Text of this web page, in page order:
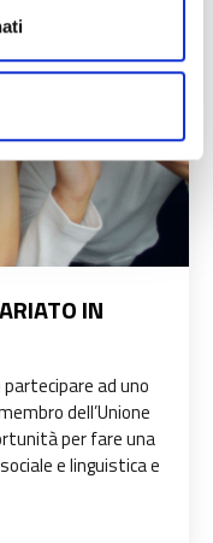
IN
ad uno
dell’Unione
per fare una
e linguistica e